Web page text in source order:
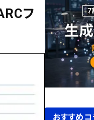
フ
おすすめコ